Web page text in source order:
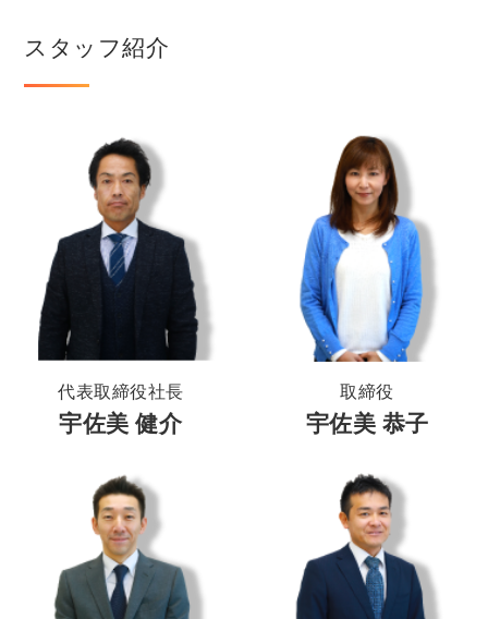
スタッフ紹介
代表取締役社長
宇佐美 健介
取締役
宇佐美 恭子